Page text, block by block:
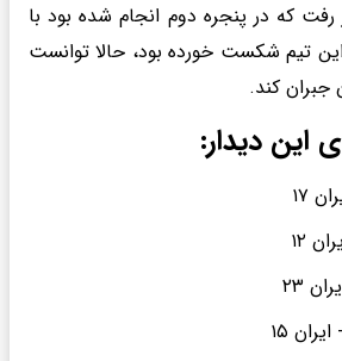
رفت که در پنجره دوم انجام شده بود با
بر ۷۳ برابر این تیم شکست خورده بود، حالا توانست
کند.
این دیدار: